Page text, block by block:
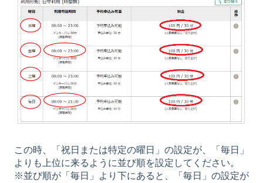
この時、「祝日または特定の曜日」の設定が、「毎日」
よりも上位に来るように並び順を設定してください。
※並び順が「毎日」より下にあると、「毎日」の設定が